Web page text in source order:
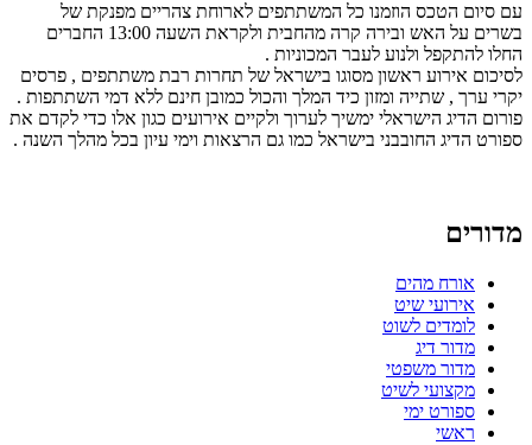
עם סיום הטכס הוזמנו כל המשתתפים לארוחת צהריים מפנקת של
בשרים על האש ובירה קרה מהחבית ולקראת השעה 13:00 החברים
החלו להתקפל ולנוע לעבר המכוניות .
לסיכום אירוע ראשון מסוגו בישראל של תחרות רבת משתתפים , פרסים
יקרי ערך , שתייה ומזון כיד המלך והכול כמובן חינם ללא דמי השתתפות .
פורום הדיג הישראלי ימשיך לערוך ולקיים אירועים כגון אלו כדי לקדם את
ספורט הדיג החובבני בישראל כמו גם הרצאות וימי עיון בכל מהלך השנה .
מדורים
אורח מהים
אירועי שיט
לומדים לשוט
מדור דיג
מדור משפטי
מקצועי לשיט
ספורט ימי
ראשי